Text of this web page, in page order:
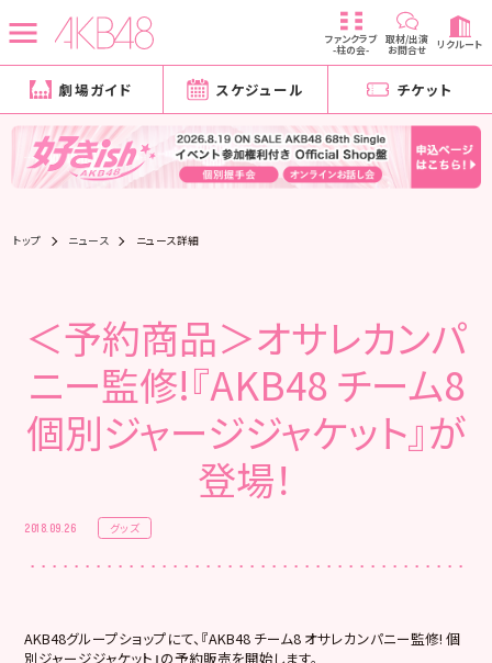
ファンクラブ
-柱の会-
取材/出演
お問合せ リクルート
劇場ガイド スケジュール チケット
トップ ニュース ニュース詳細
＜予約商品＞オサレカンパ
ニー監修!『AKB48 チーム8
個別ジャージジャケット』が
登場！
2018.09.26 グッズ
AKB48グループショップにて、『AKB48 チーム8 オサレカンパニー監修! 個
別ジャージジャケット』の予約販売を開始します。